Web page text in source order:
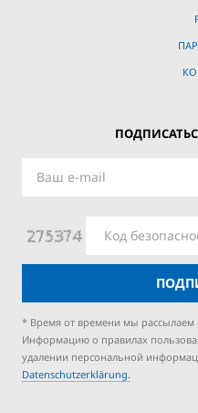
* Время от времени мы
Информацию о правилах
удалении персональной
Datenschutzerklärung.